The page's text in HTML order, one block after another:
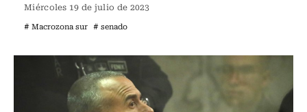
Miércoles 19 de julio de 2023
# Macrozona sur # senado